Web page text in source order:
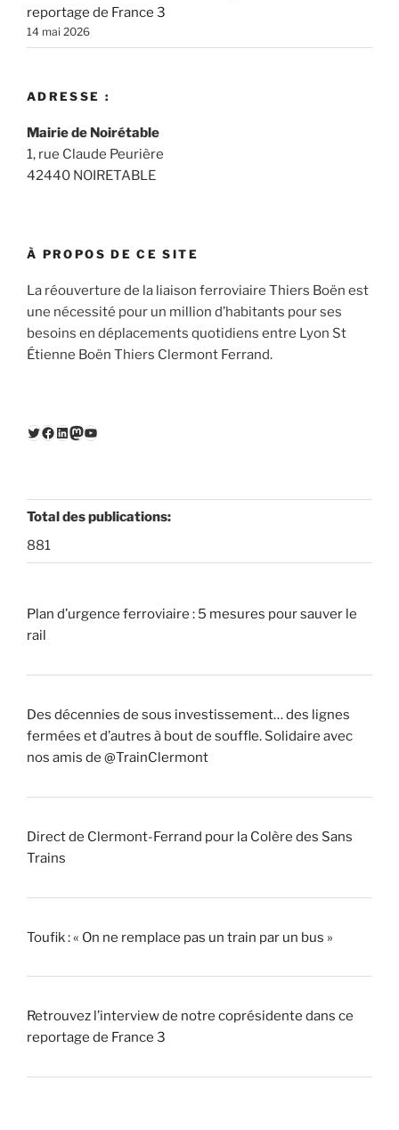
reportage de France 3
14 mai 2026
ADRESSE :
Mairie de Noirétable
1, rue Claude Peurière
42440 NOIRETABLE
À PROPOS DE CE SITE
La réouverture de la liaison ferroviaire Thiers Boën est
une nécessité pour un million d’habitants pour ses
besoins en déplacements quotidiens entre Lyon St
Étienne Boën Thiers Clermont Ferrand.
Twitter
Facebook
LinkedIn
Mastodon
YouTube
Total des publications:
881
Plan d’urgence ferroviaire : 5 mesures pour sauver le
rail
Des décennies de sous investissement… des lignes
fermées et d’autres à bout de souffle. Solidaire avec
nos amis de @TrainClermont
Direct de Clermont-Ferrand pour la Colère des Sans
Trains
Toufik : « On ne remplace pas un train par un bus »
Retrouvez l’interview de notre coprésidente dans ce
reportage de France 3